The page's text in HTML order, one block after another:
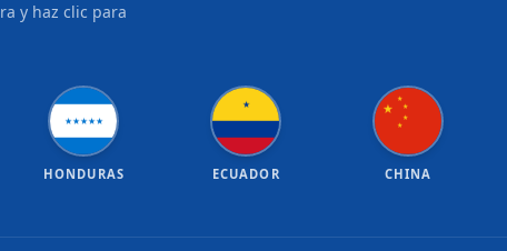
y haz clic para
★★★★★
HONDURAS
★
ECUADOR
★
★
★
★
★
CHINA